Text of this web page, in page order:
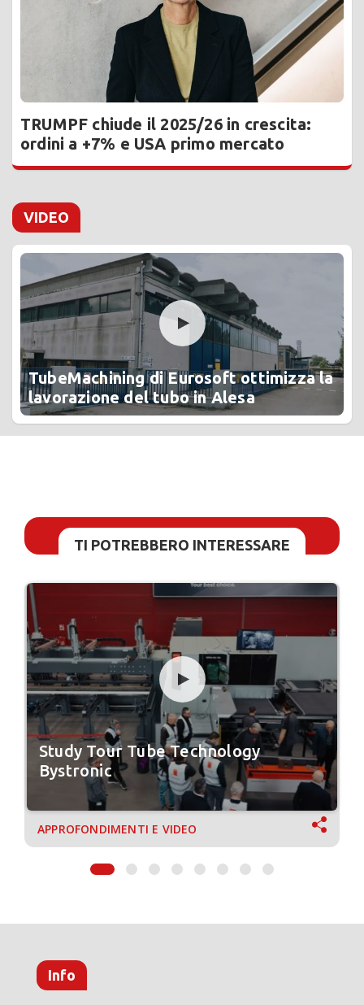
TRUMPF chiude il 2025/26 in crescita:
ordini a +7% e USA primo mercato
VIDEO
TubeMachining di Eurosoft ottimizza la
lavorazione del tubo in Alesa
TI POTREBBERO INTERESSARE
Study Tour Tube Technology
Bystronic
APPROFONDIMENTI E VIDEO
Info